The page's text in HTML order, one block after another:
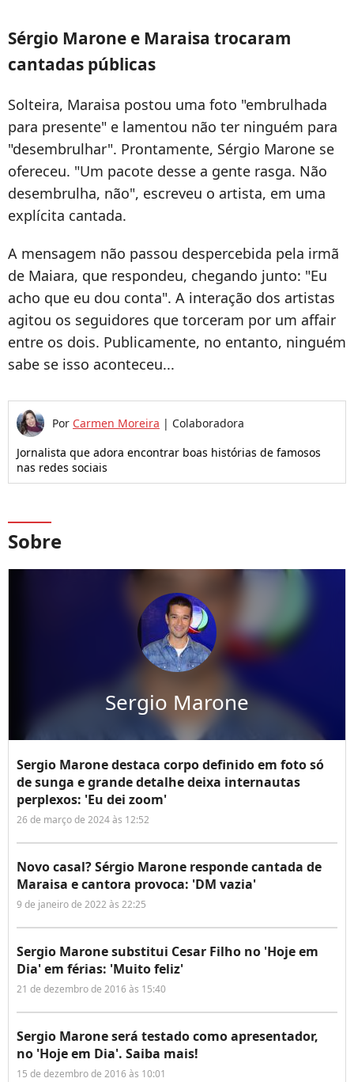
Sérgio Marone e Maraisa trocaram
cantadas públicas
Solteira, Maraisa postou uma foto "embrulhada
para presente" e lamentou não ter ninguém para
"desembrulhar". Prontamente, Sérgio Marone se
ofereceu. "Um pacote desse a gente rasga. Não
desembrulha, não", escreveu o artista, em uma
explícita cantada.
A mensagem não passou despercebida pela irmã
de Maiara, que respondeu, chegando junto: "Eu
acho que eu dou conta". A interação dos artistas
agitou os seguidores que torceram por um affair
entre os dois. Publicamente, no entanto, ninguém
sabe se isso aconteceu...
Por Carmen Moreira | Colaboradora
Jornalista que adora encontrar boas histórias de famosos
nas redes sociais
Sobre
Sergio Marone
Sergio Marone destaca corpo definido em foto só
de sunga e grande detalhe deixa internautas
perplexos: 'Eu dei zoom'
26 de março de 2024 às 12:52
Novo casal? Sérgio Marone responde cantada de
Maraisa e cantora provoca: 'DM vazia'
9 de janeiro de 2022 às 22:25
Sergio Marone substitui Cesar Filho no 'Hoje em
Dia' em férias: 'Muito feliz'
21 de dezembro de 2016 às 15:40
Sergio Marone será testado como apresentador,
no 'Hoje em Dia'. Saiba mais!
15 de dezembro de 2016 às 10:01